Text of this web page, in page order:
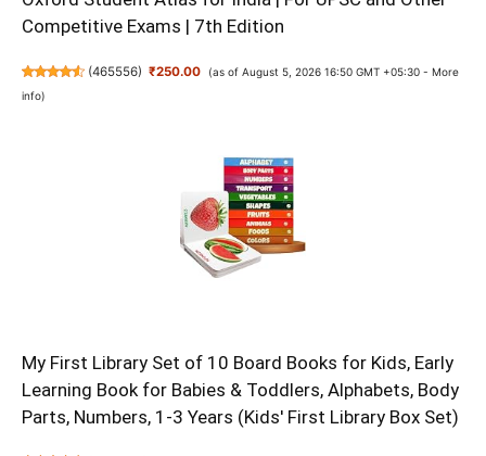
Competitive Exams | 7th Edition
(465556) ₹250.00 (as of August 5, 2026 16:50 GMT +05:30 - More
info)
My First Library Set of 10 Board Books for Kids, Early
Learning Book for Babies & Toddlers, Alphabets, Body
Parts, Numbers, 1-3 Years (Kids' First Library Box Set)